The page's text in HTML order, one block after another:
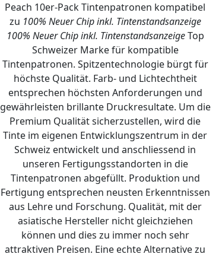
Peach 10er-Pack Tintenpatronen kompatibel
zu 100% Neuer Chip inkl. Tintenstandsanzeige
100% Neuer Chip inkl. TintenstandsanzeigeTop
Schweizer Marke für kompatible
Tintenpatronen. Spitzentechnologie bürgt für
höchste Qualität. Farb- und Lichtechtheit
entsprechen höchsten Anforderungen und
gewährleisten brillante Druckresultate. Um die
Premium Qualität sicherzustellen, wird die
Tinte im eigenen Entwicklungszentrum in der
Schweiz entwickelt und anschliessend in
unseren Fertigungsstandorten in die
Tintenpatronen abgefüllt. Produktion und
Fertigung entsprechen neusten Erkenntnissen
aus Lehre und Forschung. Qualität, mit der
asiatische Hersteller nicht gleichziehen
können und dies zu immer noch sehr
attraktiven Preisen. Eine echte Alternative zu